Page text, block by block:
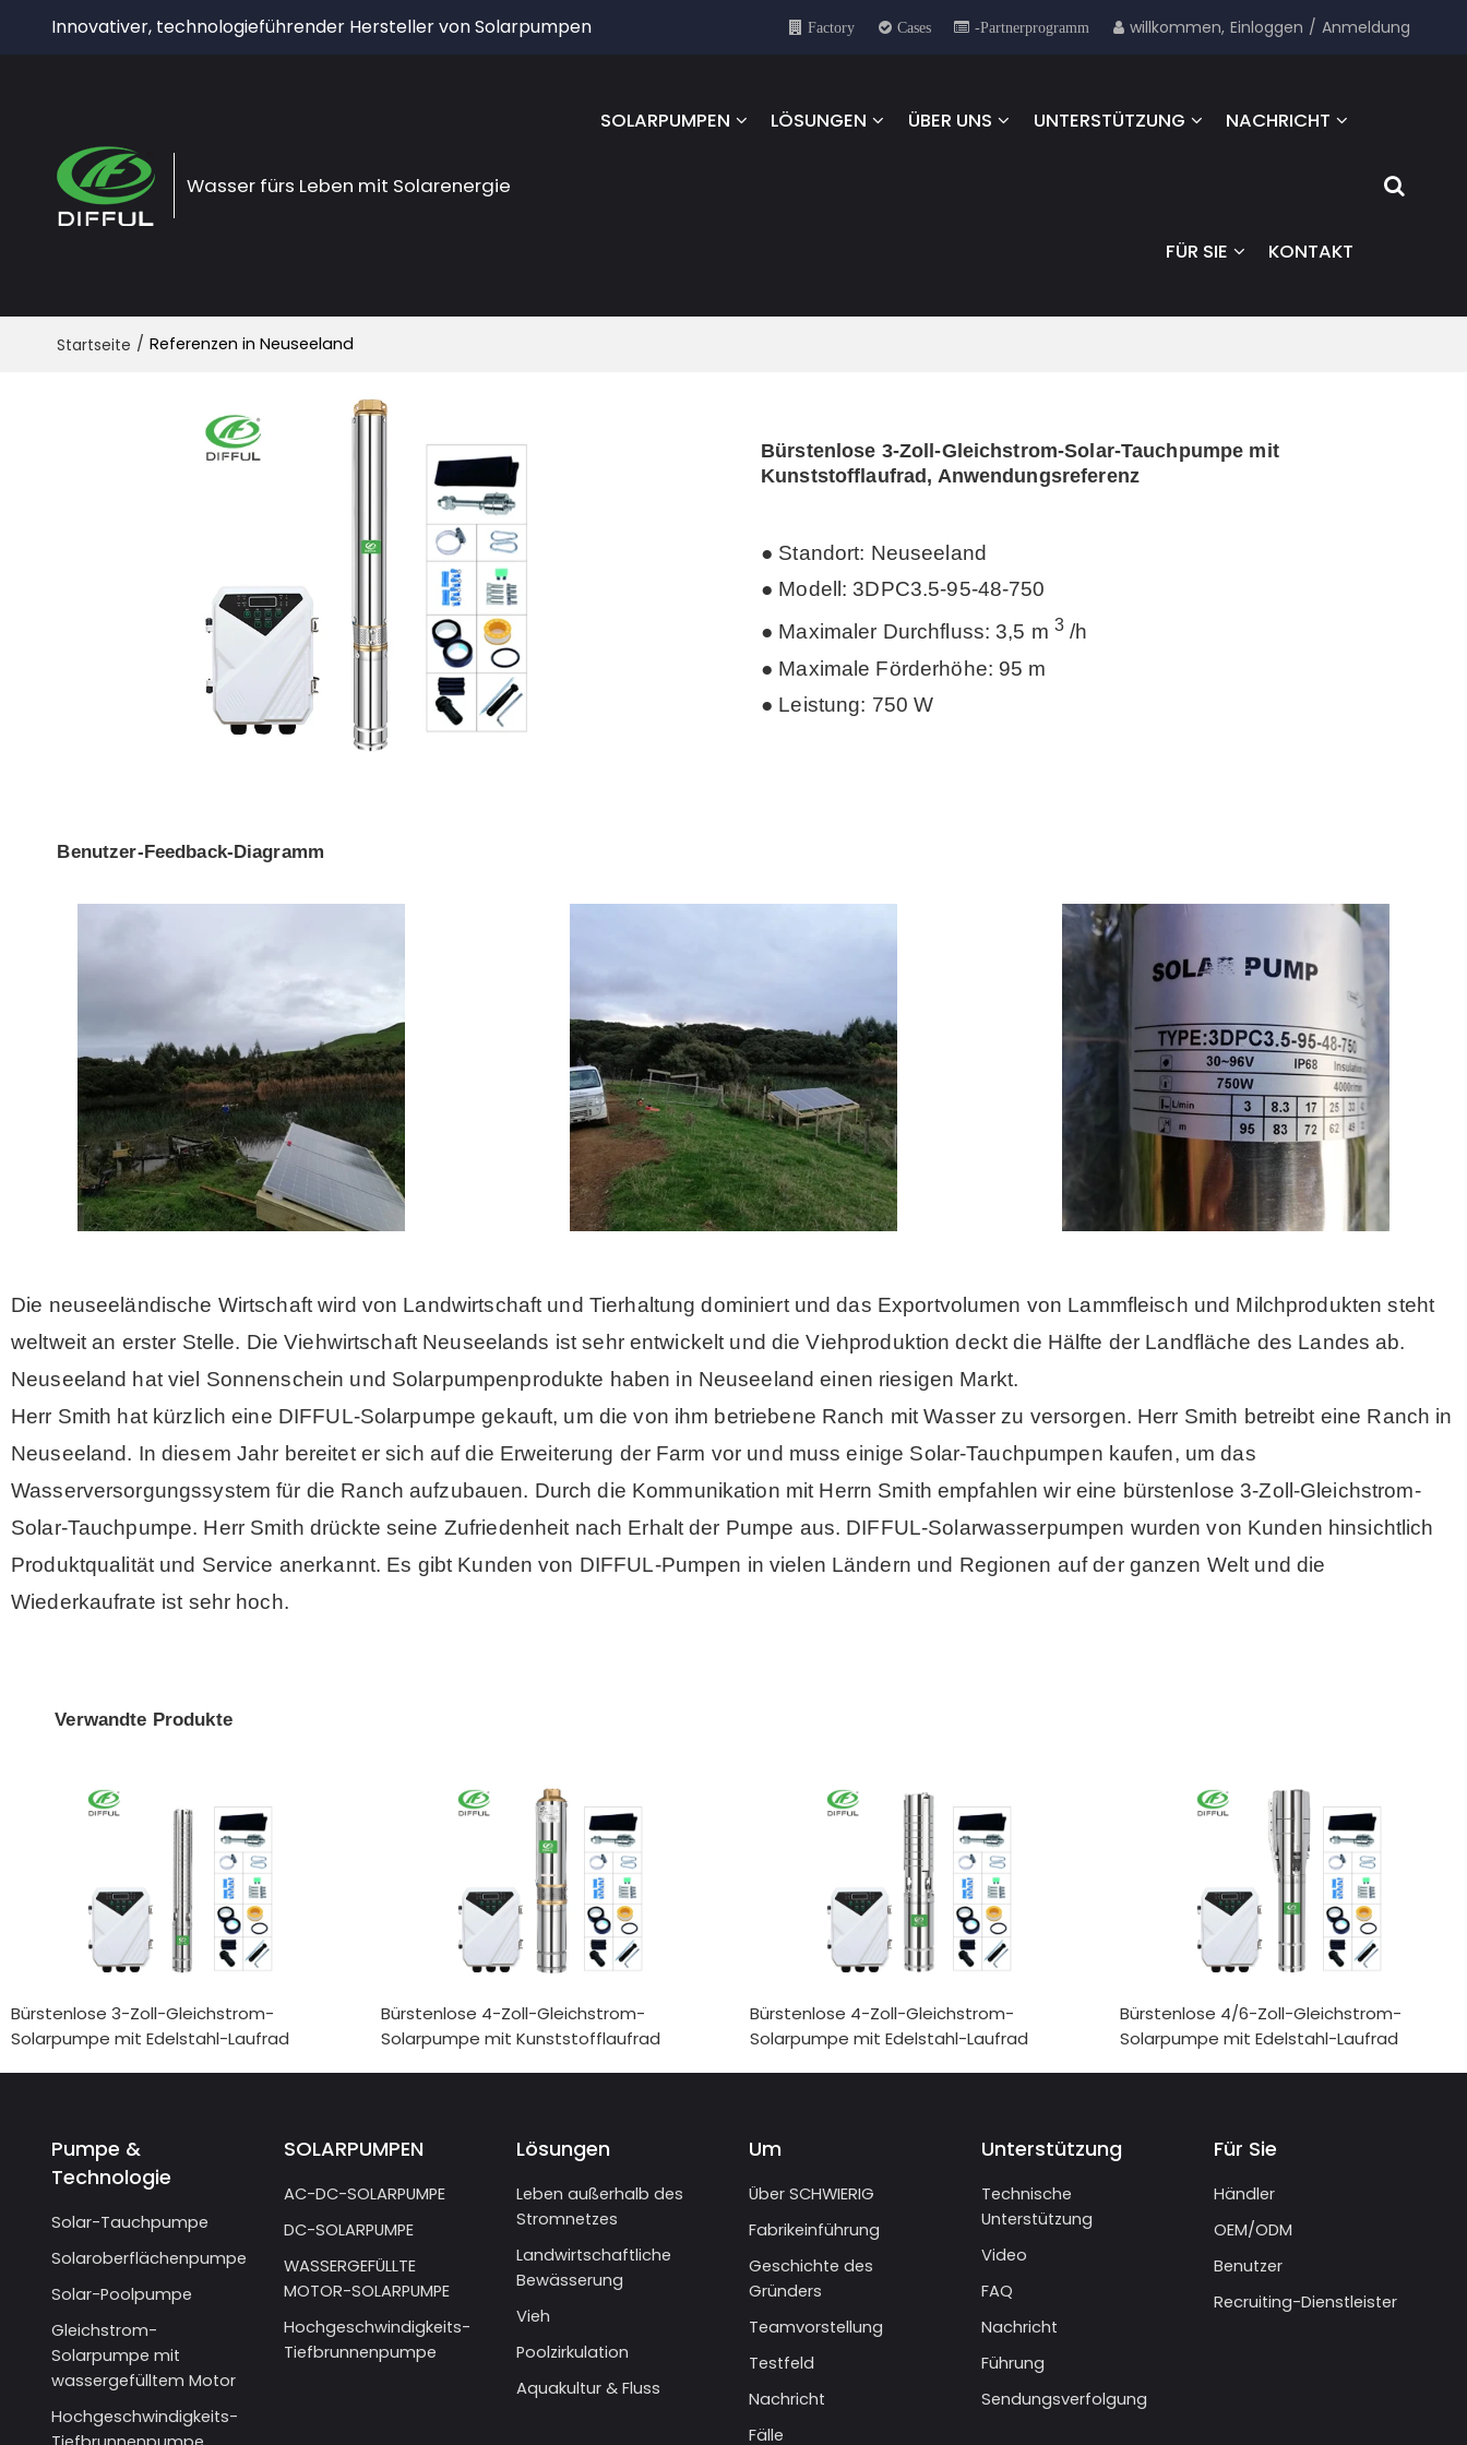
Innovativer, technologieführender Hersteller von Solarpumpen Factory Cases -Partnerprogramm willkommen, Einloggen / Anmeldung
Wasser fürs Leben mit Solarenergie
SOLARPUMPEN LÖSUNGEN ÜBER UNS UNTERSTÜTZUNG NACHRICHT
FÜR SIE KONTAKT
Startseite / Referenzen in Neuseeland
Bürstenlose 3-Zoll-Gleichstrom-Solar-Tauchpumpe mit
Kunststofflaufrad, Anwendungsreferenz
● Standort: Neuseeland
● Modell: 3DPC3.5-95-48-750
● Maximaler Durchfluss: 3,5 m 3 /h
● Maximale Förderhöhe: 95 m
● Leistung: 750 W
Benutzer-Feedback-Diagramm
Die neuseeländische Wirtschaft wird von Landwirtschaft und Tierhaltung dominiert und das Exportvolumen von Lammfleisch und Milchprodukten steht
weltweit an erster Stelle. Die Viehwirtschaft Neuseelands ist sehr entwickelt und die Viehproduktion deckt die Hälfte der Landfläche des Landes ab.
Neuseeland hat viel Sonnenschein und Solarpumpenprodukte haben in Neuseeland einen riesigen Markt.
Herr Smith hat kürzlich eine DIFFUL-Solarpumpe gekauft, um die von ihm betriebene Ranch mit Wasser zu versorgen. Herr Smith betreibt eine Ranch in
Neuseeland. In diesem Jahr bereitet er sich auf die Erweiterung der Farm vor und muss einige Solar-Tauchpumpen kaufen, um das
Wasserversorgungssystem für die Ranch aufzubauen. Durch die Kommunikation mit Herrn Smith empfahlen wir eine bürstenlose 3-Zoll-Gleichstrom-
Solar-Tauchpumpe. Herr Smith drückte seine Zufriedenheit nach Erhalt der Pumpe aus. DIFFUL-Solarwasserpumpen wurden von Kunden hinsichtlich
Produktqualität und Service anerkannt. Es gibt Kunden von DIFFUL-Pumpen in vielen Ländern und Regionen auf der ganzen Welt und die
Wiederkaufrate ist sehr hoch.
Verwandte Produkte
Bürstenlose 3-Zoll-Gleichstrom-
Solarpumpe mit Edelstahl-Laufrad
Bürstenlose 4-Zoll-Gleichstrom-
Solarpumpe mit Kunststofflaufrad
Bürstenlose 4-Zoll-Gleichstrom-
Solarpumpe mit Edelstahl-Laufrad
Bürstenlose 4/6-Zoll-Gleichstrom-
Solarpumpe mit Edelstahl-Laufrad
Pumpe &
Technologie
Solar-Tauchpumpe
Solaroberflächenpumpe
Solar-Poolpumpe
Gleichstrom-
Solarpumpe mit
wassergefülltem Motor
Hochgeschwindigkeits-
SOLARPUMPEN
AC-DC-SOLARPUMPE
DC-SOLARPUMPE
WASSERGEFÜLLTE
MOTOR-SOLARPUMPE
Hochgeschwindigkeits-
Tiefbrunnenpumpe
Lösungen
Leben außerhalb des
Stromnetzes
Landwirtschaftliche
Bewässerung
Vieh
Poolzirkulation
Aquakultur & Fluss
Um
Über SCHWIERIG
Fabrikeinführung
Geschichte des
Gründers
Teamvorstellung
Testfeld
Nachricht
Fälle
Unterstützung
Technische
Unterstützung
Video
FAQ
Nachricht
Führung
Sendungsverfolgung
Für Sie
Händler
OEM/ODM
Benutzer
Recruiting-Dienstleister